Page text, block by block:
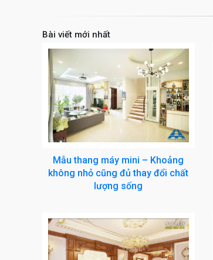
Bài viết mới nhất
Mẫu thang máy mini – Khoảng
không nhỏ cũng đủ thay đổi chất
lượng sống